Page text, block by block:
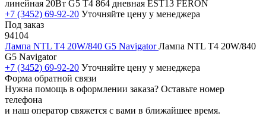
линейная 20Вт G5 Т4 864 дневная EST13 FERON
+7 (3452) 69-92-20 Уточняйте цену у менеджера
Под заказ
94104
Лампа NTL Т4 20W/840 G5 NavigatorЛампа NTL Т4 20W/840
G5 Navigator
+7 (3452) 69-92-20 Уточняйте цену у менеджера
Форма обратной связи
Нужна помощь в оформлении заказа? Оставьте номер
телефона
и наш оператор свяжется с вами в ближайшее время.